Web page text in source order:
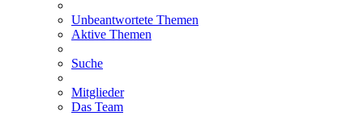
Unbeantwortete Themen
Aktive Themen
Suche
Mitglieder
Das Team